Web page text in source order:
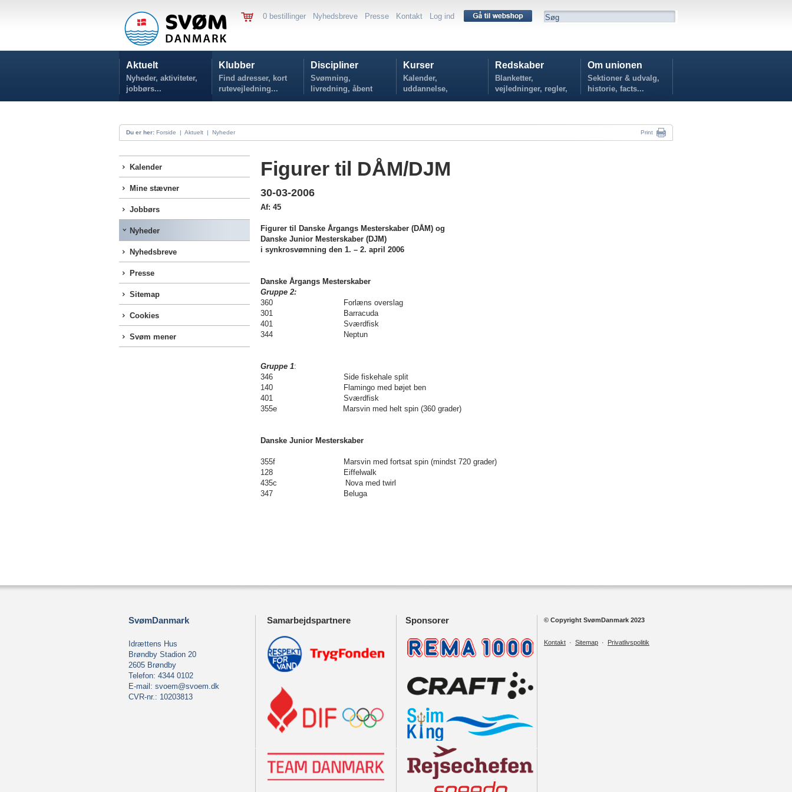
0 bestillinger Nyhedsbreve Presse Kontakt Log ind
Aktuelt
Nyheder, aktiviteter,
jobbørs...
Klubber
Find adresser, kort
rutevejledning...
Discipliner
Svømning,
livredning, åbent
vand...
Kurser
Kalender,
uddannelse,
tilmelding...
Redskaber
Blanketter,
vejledninger, regler,
politikker...
Om unionen
Sektioner & udvalg,
historie, facts...
Du er her: Forside | Aktuelt | Nyheder Print
Kalender
Mine stævner
Jobbørs
Nyheder
Nyhedsbreve
Presse
Sitemap
Cookies
Svøm mener
Figurer til DÅM/DJM
30-03-2006
Af: 45
Figurer til Danske Årgangs Mesterskaber (DÅM) og
Danske Junior Mesterskaber (DJM)
i synkrosvømning den 1. – 2. april 2006
Danske Årgangs Mesterskaber
Gruppe 2:
360 Forlæns overslag
301 Barracuda
401 Sværdfisk
344 Neptun
Gruppe 1:
346 Side fiskehale split
140 Flamingo med bøjet ben
401 Sværdfisk
355e Marsvin med helt spin (360 grader)
Danske Junior Mesterskaber
355f Marsvin med fortsat spin (mindst 720 grader)
128 Eiffelwalk
435c Nova med twirl
347 Beluga
SvømDanmark
Idrættens Hus
Brøndby Stadion 20
2605 Brøndby
Telefon: 4344 0102
E-mail: svoem@svoem.dk
CVR-nr.: 10203813
Samarbejdspartnere Sponsorer © Copyright SvømDanmark 2023
Kontakt · Sitemap · Privatlivspolitik